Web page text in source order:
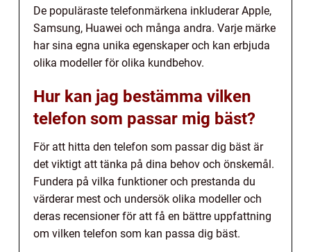
De populäraste telefonmärkena inkluderar Apple,
Samsung, Huawei och många andra. Varje märke
har sina egna unika egenskaper och kan erbjuda
olika modeller för olika kundbehov.
Hur kan jag bestämma vilken
telefon som passar mig bäst?
För att hitta den telefon som passar dig bäst är
det viktigt att tänka på dina behov och önskemål.
Fundera på vilka funktioner och prestanda du
värderar mest och undersök olika modeller och
deras recensioner för att få en bättre uppfattning
om vilken telefon som kan passa dig bäst.